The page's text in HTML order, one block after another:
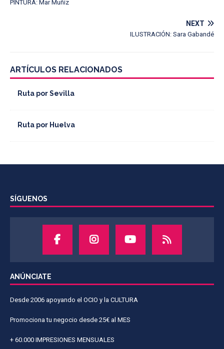
PINTURA: Mar Muñiz
NEXT
ILUSTRACIÓN: Sara Gabandé
ARTÍCULOS RELACIONADOS
Ruta por Sevilla
Ruta por Huelva
SÍGUENOS
ANÚNCIATE
Desde 2006 apoyando el OCIO y la CULTURA
Promociona tu negocio desde 25€ al MES
+ 60.000 IMPRESIONES MENSUALES